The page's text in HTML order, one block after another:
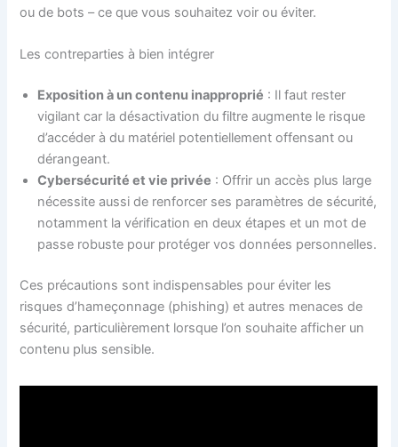
ou de bots – ce que vous souhaitez voir ou éviter.
Les contreparties à bien intégrer
Exposition à un contenu inapproprié : Il faut rester
vigilant car la désactivation du filtre augmente le risque
d’accéder à du matériel potentiellement offensant ou
dérangeant.
Cybersécurité et vie privée : Offrir un accès plus large
nécessite aussi de renforcer ses paramètres de sécurité,
notamment la vérification en deux étapes et un mot de
passe robuste pour protéger vos données personnelles.
Ces précautions sont indispensables pour éviter les
risques d’hameçonnage (phishing) et autres menaces de
sécurité, particulièrement lorsque l’on souhaite afficher un
contenu plus sensible.